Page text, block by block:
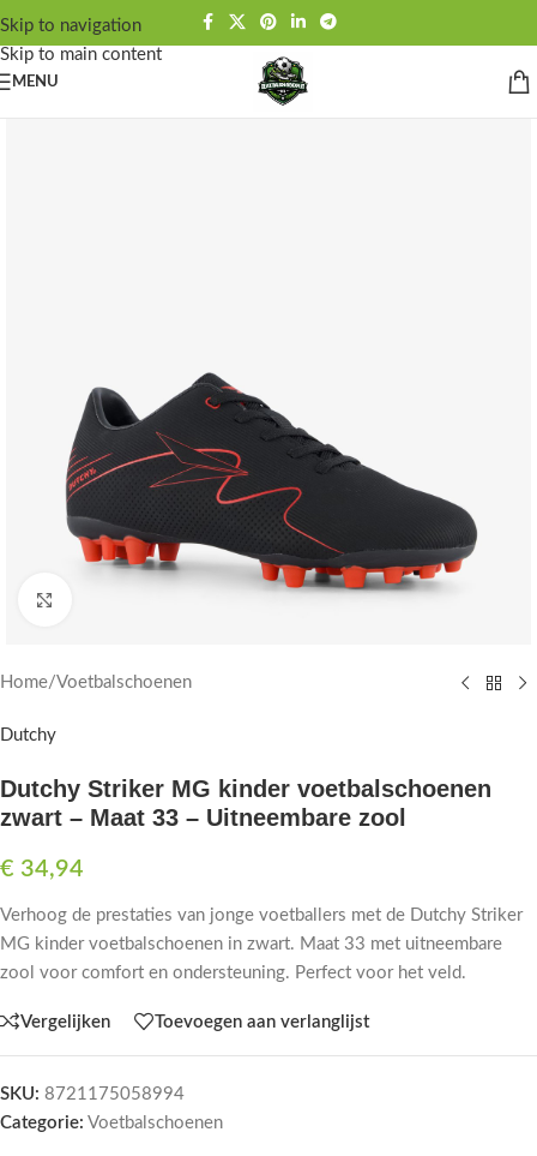
Skip to navigation
Skip to main content
MENU
Home/Voetbalschoenen
Dutchy
Dutchy Striker MG kinder voetbalschoenen
zwart – Maat 33 – Uitneembare zool
€ 34,94
Verhoog de prestaties van jonge voetballers met de Dutchy Striker
MG kinder voetbalschoenen in zwart. Maat 33 met uitneembare
zool voor comfort en ondersteuning. Perfect voor het veld.
Vergelijken Toevoegen aan verlanglijst
SKU: 8721175058994
Categorie: Voetbalschoenen